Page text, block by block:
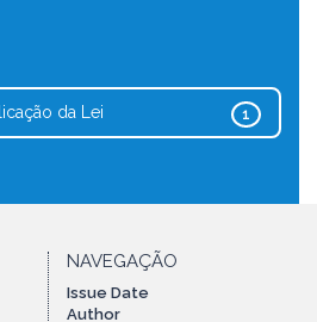
1
da Lei
NAVEGAÇÃO
Issue Date
Author